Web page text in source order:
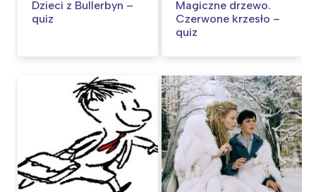
Dzieci z Bullerbyn –
quiz
Magiczne drzewo.
Czerwone krzesło –
quiz